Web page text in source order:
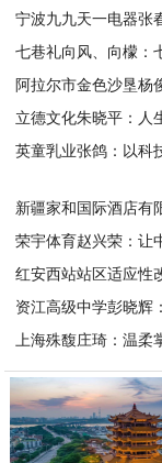
宁波九九天一电器张
七巷礼向风、向檬：
阿拉尔市金色沙垦杨
立德文化朱晓平：人
英童乳业张鸽：以科
新疆家和国际酒店有
荣宇体育赵兴荣：让
红安西站站区适应性
资江高级中学彭晓辉
上海殊馥庄琦：温柔